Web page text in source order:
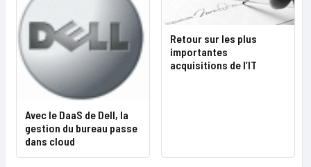
Avec le DaaS de Dell, la
gestion du bureau passe
dans cloud
Retour sur les plus
importantes
acquisitions de l’IT